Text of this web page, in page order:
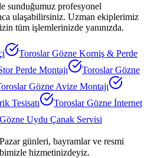
sunduğumuz profesyonel
ulaşabilirsiniz. Uzman ekiplerimiz
tüm işlemlerinizde yanınızda.
Toroslar Gözne Korniş & Perde
Perde Montajı
Toroslar Gözne
Gözne Avize Montajı
Tesisatı Toroslar Gözne İnternet
Uydu Çanak Servisi
günleri, bayramlar ve resmi
hizmetinizdeyiz.